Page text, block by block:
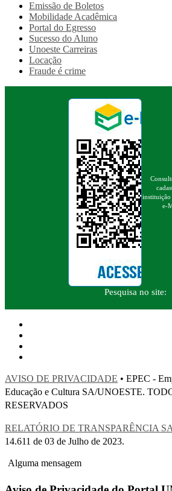
Emissão de Boletos
Mobilidade Acadêmica
Portal do Egresso
Sucesso do Aluno
Unoeste Carreiras
Locação
Fraude é crime
instituição
e-
Pesquisa no site:
AVISO DE PRIVACIDADE • EPEC -
Educação e Cultura SA/UNOESTE.
RESERVADOS
RELATÓRIO DE TRANSPARÊNCIA
14.611 de 03 de Julho de 2023.
Alguma mensagem